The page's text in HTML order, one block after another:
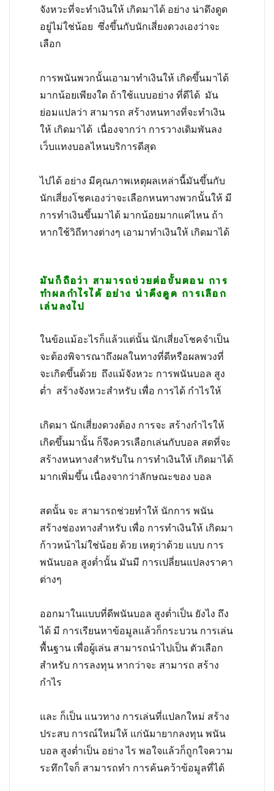
จังหวะที่จะทำเงินให้ เกิดมาได้ อย่าง น่าดึงดูด
อยู่ไม่ใช่น้อย ซึ่งขึ้นกับนักเสี่ยงดวงเองว่าจะ
เลือก
การพนันพวกนั้นเอามาทำเงินให้ เกิดขึ้นมาได้
มากน้อยเพียงใด ถ้าใช้แบบอย่าง ที่ดีได้ มัน
ย่อมแปลว่า สามารถ สร้างหนทางที่จะทำเงิน
ให้ เกิดมาได้ เนื่องจากว่า การวางเดิมพันลง
เว็บแทงบอลไหนบริการดีสุด
ไปได้ อย่าง มีคุณภาพเหตุผลเหล่านี้มันขึ้นกับ
นักเสี่ยงโชคเองว่าจะเลือกหนทางพวกนั้นให้ มี
การทำเงินขึ้นมาได้ มากน้อยมากแค่ไหน ถ้า
หากใช้วิถีทางต่างๆ เอามาทำเงินให้ เกิดมาได้
มันก็ถือว่า สามารถช่วยต่อขั้นตอน การ
ทำผลกำไรได้ อย่าง น่าดึงดูด การเลือก
เล่นลงไป
ในข้อแม้อะไรก็แล้วแต่นั้น นักเสี่ยงโชคจำเป็น
จะต้องพิจารณาถึงผลในทางที่ดีหรือผลพวงที่
จะเกิดขึ้นด้วย ถึงแม้จังหวะ การพนันบอล สูง
ต่ำ สร้างจังหวะสำหรับ เพื่อ การได้ กำไรให้
เกิดมา นักเสี่ยงดวงต้อง การจะ สร้างกำไรให้
เกิดขึ้นมานั้น ก็จึงควรเลือกเล่นกับบอล สดที่จะ
สร้างหนทางสำหรับใน การทำเงินให้ เกิดมาได้
มากเพิ่มขึ้น เนื่องจากว่าลักษณะของ บอล
สดนั้น จะ สามารถช่วยทำให้ นักการ พนัน
สร้างช่องทางสำหรับ เพื่อ การทำเงินให้ เกิดมา
ก้าวหน้าไม่ใช่น้อย ด้วย เหตุว่าด้วย แบบ การ
พนันบอล สูงต่ำนั้น มันมี การเปลี่ยนแปลงราคา
ต่างๆ
ออกมาในแบบที่ดีพนันบอล สูงต่ำเป็น ยังไง ถึง
ได้ มี การเรียนหาข้อมูลแล้วก็กระบวน การเล่น
พื้นฐาน เพื่อผู้เล่น สามารถนำไปเป็น ตัวเลือก
สำหรับ การลงทุน หากว่าจะ สามารถ สร้าง
กำไร
และ ก็เป็น แนวทาง การเล่นที่แปลกใหม่ สร้าง
ประสบ การณ์ใหม่ให้ แก่นัมายากลงทุน พนัน
บอล สูงต่ำเป็น อย่าง ไร พอใจแล้วก็ถูกใจความ
ระทึกใจก็ สามารถทำ การค้นคว้าข้อมูลที่ได้